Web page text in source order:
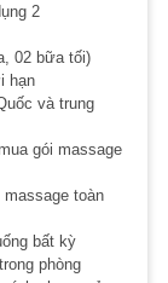
2
02 bữa tối)
hạn
và trung
gói massage
toàn
bất kỳ
phòng